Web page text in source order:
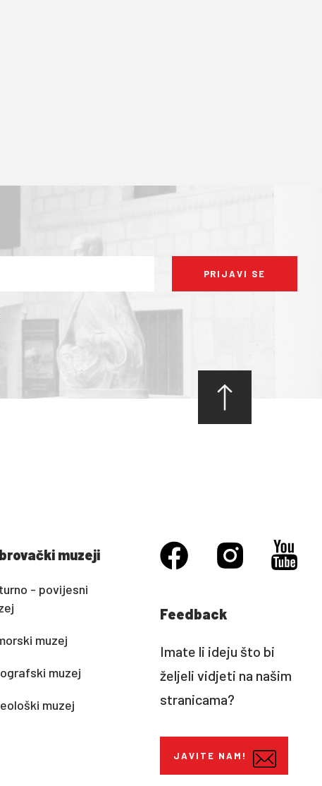
muzeji
- povijesni
muzej
muzej
muzej
Feedback
Imate li ideju što bi
željeli vidjeti na našim
stranicama?
JAVITE NAM!